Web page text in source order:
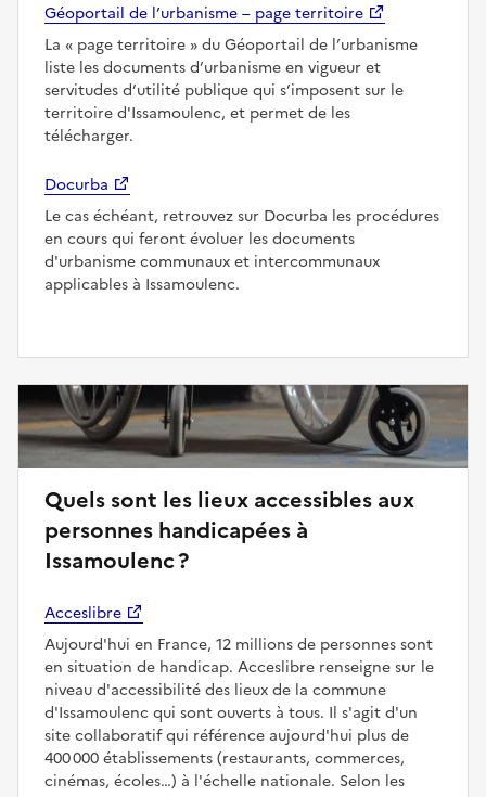
Géoportail de l’urbanisme – page territoire
La
page territoire
du Géoportail de l’urbanisme
liste les documents d’urbanisme en vigueur et
servitudes d’utilité publique qui s’imposent sur le
territoire d'Issamoulenc, et permet de les
télécharger.
Docurba
Le cas échéant, retrouvez sur Docurba les procédures
en cours qui feront évoluer les documents
d'urbanisme communaux et intercommunaux
applicables à Issamoulenc.
Quels sont les lieux accessibles aux
personnes handicapées à
Issamoulenc ?
Acceslibre
Aujourd'hui en France, 12 millions de personnes sont
en situation de handicap. Acceslibre renseigne sur le
niveau d'accessibilité des lieux de la commune
d'Issamoulenc qui sont ouverts à tous. Il s'agit d'un
site collaboratif qui référence aujourd'hui plus de
400 000 établissements (restaurants, commerces,
cinémas, écoles…) à l'échelle nationale. Selon les